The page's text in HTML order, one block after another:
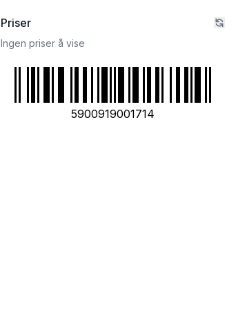
Priser
Ingen priser å vise
5900919001714